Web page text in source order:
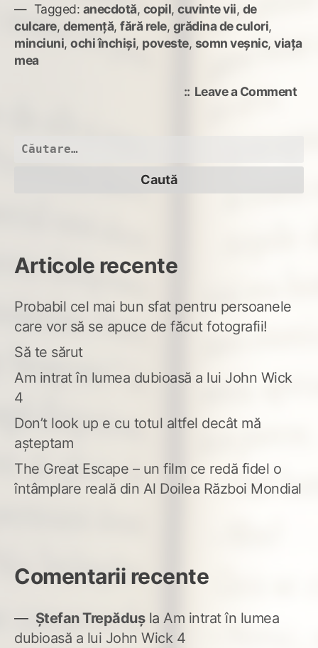
Tagged: anecdotă, copil, cuvinte vii, de
culcare, demență, fără rele, grădina de culori,
minciuni, ochi închiși, poveste, somn veșnic, viața
mea
Leave a Commenton
Caută
Articole recente
Probabil cel mai bun sfat pentru persoanele
care vor să se apuce de făcut fotografii!
Să te sărut
Am intrat în lumea dubioasă a lui John Wick
4
Don’t look up e cu totul altfel decât mă
așteptam
The Great Escape – un film ce redă fidel o
întâmplare reală din Al Doilea Război Mondial
Comentarii recente
Ștefan Trepădușla Am intrat în lumea
dubioasă a lui John Wick 4